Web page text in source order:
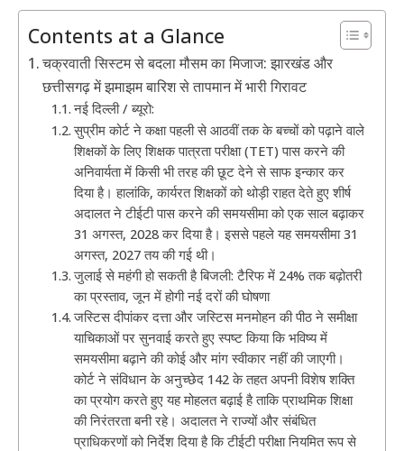
Contents at a Glance
चक्रवाती सिस्टम से बदला मौसम का मिजाज: झारखंड और
छत्तीसगढ़ में झमाझम बारिश से तापमान में भारी गिरावट
नई दिल्ली / ब्यूरो:
सुप्रीम कोर्ट ने कक्षा पहली से आठवीं तक के बच्चों को पढ़ाने वाले
शिक्षकों के लिए शिक्षक पात्रता परीक्षा (TET) पास करने की
अनिवार्यता में किसी भी तरह की छूट देने से साफ इन्कार कर
दिया है। हालांकि, कार्यरत शिक्षकों को थोड़ी राहत देते हुए शीर्ष
अदालत ने टीईटी पास करने की समयसीमा को एक साल बढ़ाकर
31 अगस्त, 2028 कर दिया है। इससे पहले यह समयसीमा 31
अगस्त, 2027 तय की गई थी।
जुलाई से महंगी हो सकती है बिजली: टैरिफ में 24% तक बढ़ोतरी
का प्रस्ताव, जून में होगी नई दरों की घोषणा
जस्टिस दीपांकर दत्ता और जस्टिस मनमोहन की पीठ ने समीक्षा
याचिकाओं पर सुनवाई करते हुए स्पष्ट किया कि भविष्य में
समयसीमा बढ़ाने की कोई और मांग स्वीकार नहीं की जाएगी।
कोर्ट ने संविधान के अनुच्छेद 142 के तहत अपनी विशेष शक्ति
का प्रयोग करते हुए यह मोहलत बढ़ाई है ताकि प्राथमिक शिक्षा
की निरंतरता बनी रहे। अदालत ने राज्यों और संबंधित
प्राधिकरणों को निर्देश दिया है कि टीईटी परीक्षा नियमित रूप से